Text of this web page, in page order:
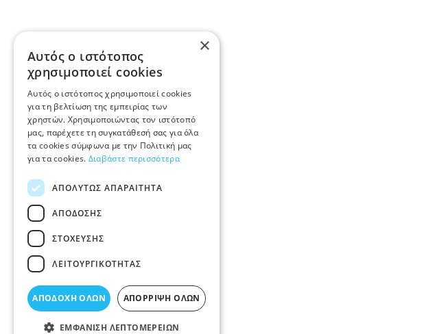
×
Αυτός ο ιστότοπος
χρησιμοποιεί cookies
Αυτός ο ιστότοπος χρησιμοποιεί cookies
για τη βελτίωση της εμπειρίας των
χρηστών. Χρησιμοποιώντας τον ιστότοπό
μας, παρέχετε τη συγκατάθεσή σας για όλα
τα cookies σύμφωνα με την Πολιτική μας
για τα cookies. Διαβάστε περισσότερα
ΑΠΟΛΎΤΩΣ ΑΠΑΡΑΊΤΗΤΑ
ΑΠΌΔΟΣΗΣ
ΣΤΌΧΕΥΣΗΣ
ΛΕΙΤΟΥΡΓΙΚΌΤΗΤΑΣ
ΑΠΟΔΟΧΉ ΌΛΩΝ ΑΠΌΡΡΙΨΗ ΌΛΩΝ
ΕΜΦΆΝΙΣΗ ΛΕΠΤΟΜΕΡΕΙΏΝ